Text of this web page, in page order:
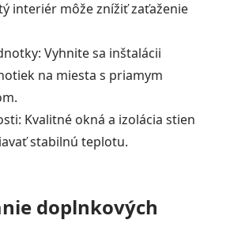
interiér môže znížiť zaťaženie
Vyhnite sa inštalácii
na miesta s priamym
Kvalitné okná a izolácia stien
stabilnú teplotu.
doplnkových